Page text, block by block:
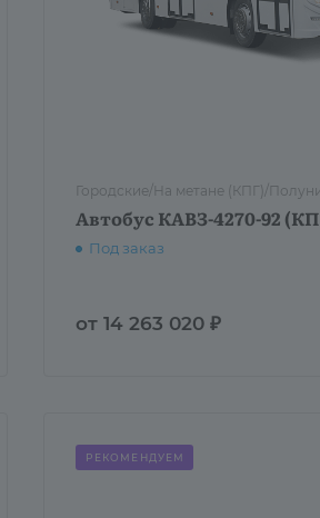
Городские/На метане (КПГ)/
Автобус КАВЗ-4270-92
Под заказ
от 14 263 020 ₽
РЕКОМЕНДУЕМ